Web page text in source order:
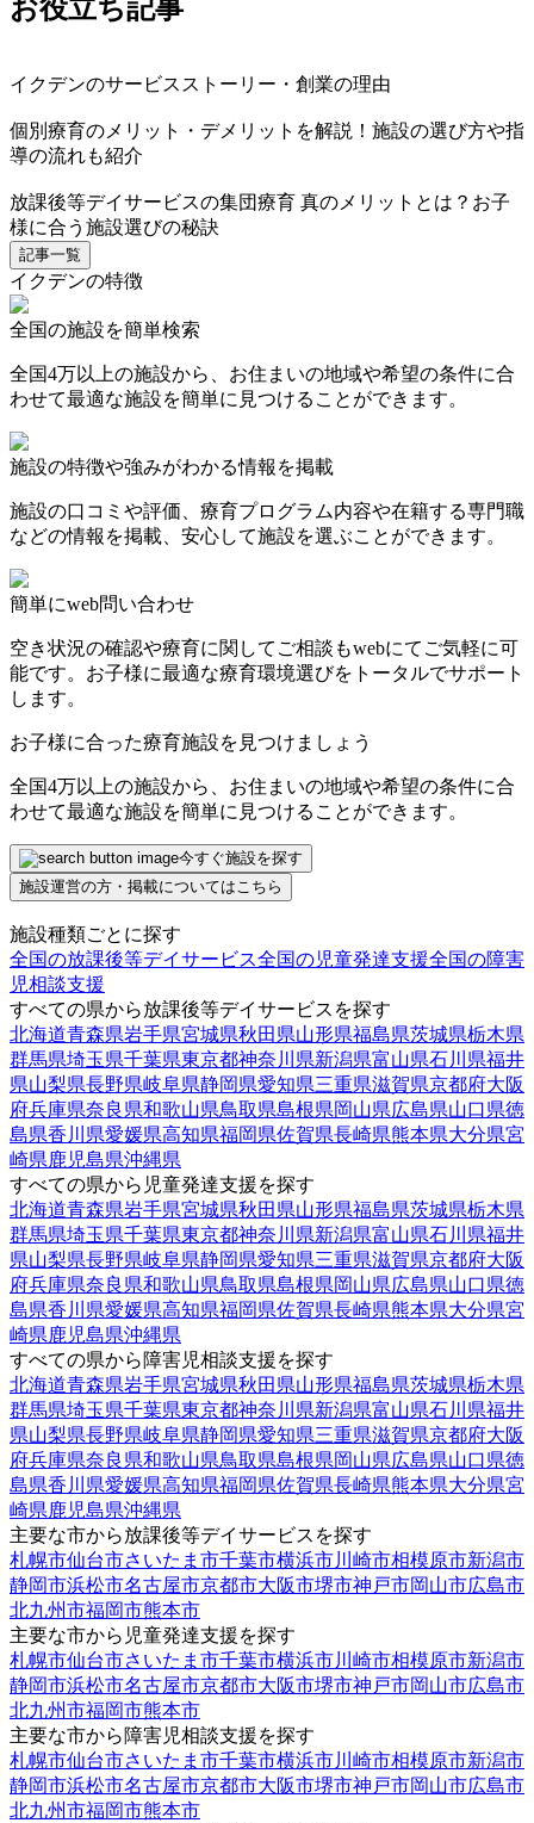
お役立ち記事
イクデンのサービスストーリー・創業の理由
個別療育のメリット・デメリットを解説！施設の選び方や指
導の流れも紹介
放課後等デイサービスの集団療育 真のメリットとは？お子
様に合う施設選びの秘訣
記事一覧
イクデンの特徴
全国の施設を簡単検索
全国4万以上の施設から、お住まいの地域や希望の条件に合
わせて最適な施設を簡単に見つけることができます。
施設の特徴や強みがわかる情報を掲載
施設の口コミや評価、療育プログラム内容や在籍する専門職
などの情報を掲載、安心して施設を選ぶことができます。
簡単にweb問い合わせ
空き状況の確認や療育に関してご相談もwebにてご気軽に可
能です。お子様に最適な療育環境選びをトータルでサポート
します。
お子様に合った療育施設を見つけましょう
全国4万以上の施設から、お住まいの地域や希望の条件に合
わせて最適な施設を簡単に見つけることができます。
今すぐ施設を探す
施設運営の方・掲載についてはこちら
施設種類ごとに探す
全国の放課後等デイサービス全国の児童発達支援全国の障害
児相談支援
すべての県から放課後等デイサービスを探す
北海道青森県岩手県宮城県秋田県山形県福島県茨城県栃木県
群馬県埼玉県千葉県東京都神奈川県新潟県富山県石川県福井
県山梨県長野県岐阜県静岡県愛知県三重県滋賀県京都府大阪
府兵庫県奈良県和歌山県鳥取県島根県岡山県広島県山口県徳
島県香川県愛媛県高知県福岡県佐賀県長崎県熊本県大分県宮
崎県鹿児島県沖縄県
すべての県から児童発達支援を探す
北海道青森県岩手県宮城県秋田県山形県福島県茨城県栃木県
群馬県埼玉県千葉県東京都神奈川県新潟県富山県石川県福井
県山梨県長野県岐阜県静岡県愛知県三重県滋賀県京都府大阪
府兵庫県奈良県和歌山県鳥取県島根県岡山県広島県山口県徳
島県香川県愛媛県高知県福岡県佐賀県長崎県熊本県大分県宮
崎県鹿児島県沖縄県
すべての県から障害児相談支援を探す
北海道青森県岩手県宮城県秋田県山形県福島県茨城県栃木県
群馬県埼玉県千葉県東京都神奈川県新潟県富山県石川県福井
県山梨県長野県岐阜県静岡県愛知県三重県滋賀県京都府大阪
府兵庫県奈良県和歌山県鳥取県島根県岡山県広島県山口県徳
島県香川県愛媛県高知県福岡県佐賀県長崎県熊本県大分県宮
崎県鹿児島県沖縄県
主要な市から放課後等デイサービスを探す
札幌市仙台市さいたま市千葉市横浜市川崎市相模原市新潟市
静岡市浜松市名古屋市京都市大阪市堺市神戸市岡山市広島市
北九州市福岡市熊本市
主要な市から児童発達支援を探す
札幌市仙台市さいたま市千葉市横浜市川崎市相模原市新潟市
静岡市浜松市名古屋市京都市大阪市堺市神戸市岡山市広島市
北九州市福岡市熊本市
主要な市から障害児相談支援を探す
札幌市仙台市さいたま市千葉市横浜市川崎市相模原市新潟市
静岡市浜松市名古屋市京都市大阪市堺市神戸市岡山市広島市
北九州市福岡市熊本市